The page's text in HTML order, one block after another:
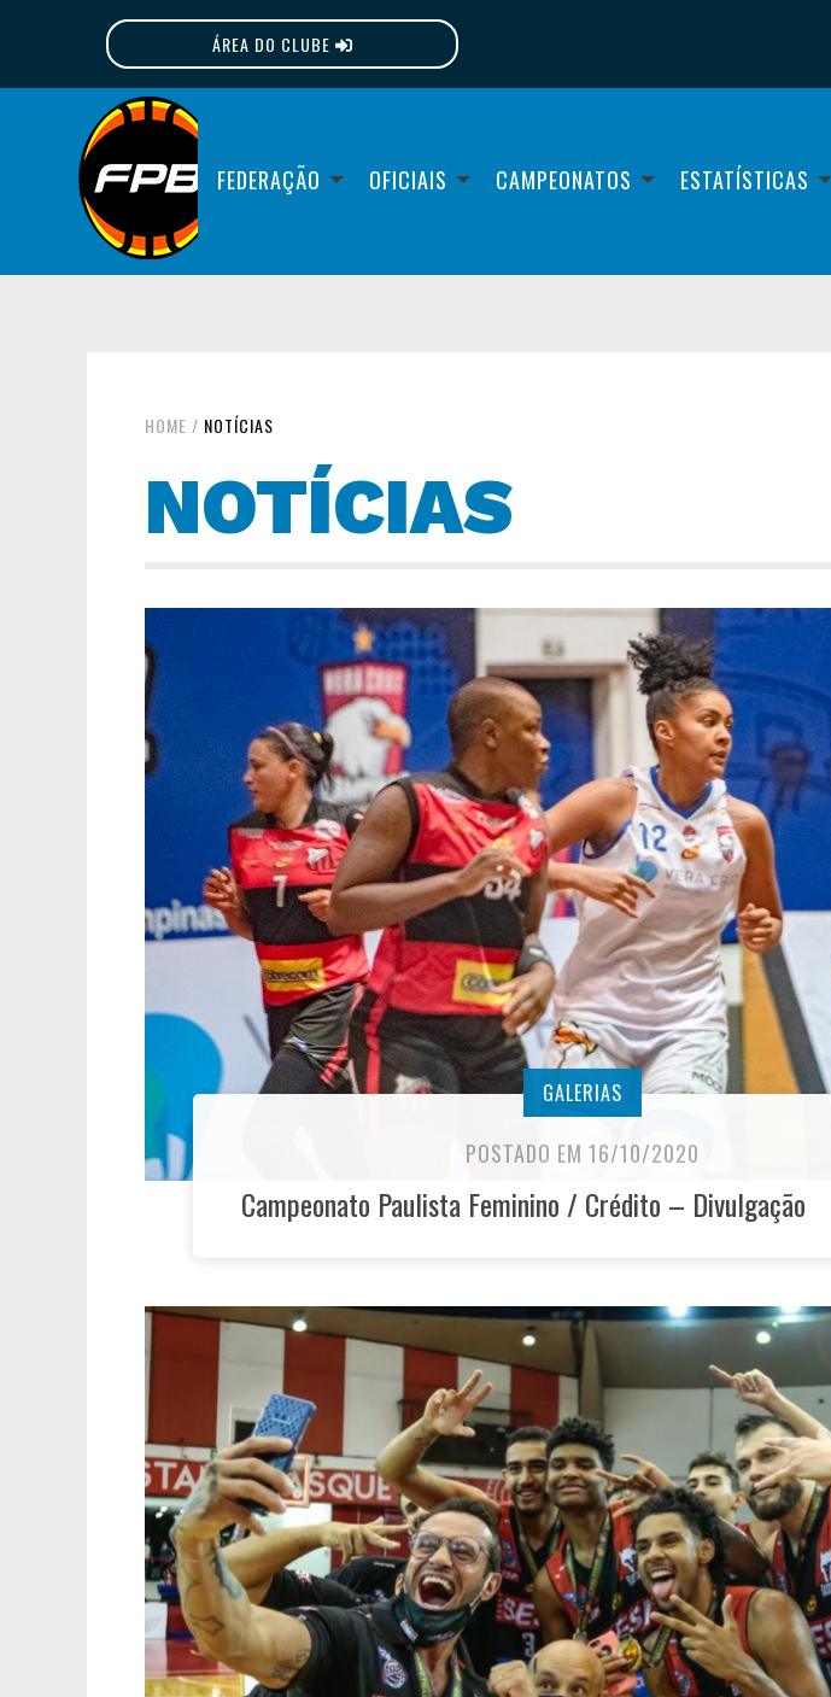
ÁREA DO CLUBE
FEDERAÇÃO OFICIAIS CAMPEONATOS ESTATÍSTICAS
HOME / NOTÍCIAS
NOTÍCIAS
GALERIAS
POSTADO EM 16/10/2020
Campeonato Paulista Feminino / Crédito – Divulgação